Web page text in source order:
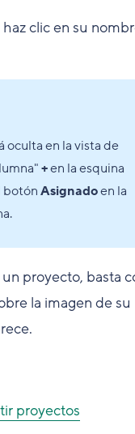
clic en su
oculta en la vista de
+en la esquina
botónAsignadoen la
proyecto, basta
la imagen de su
proyectos